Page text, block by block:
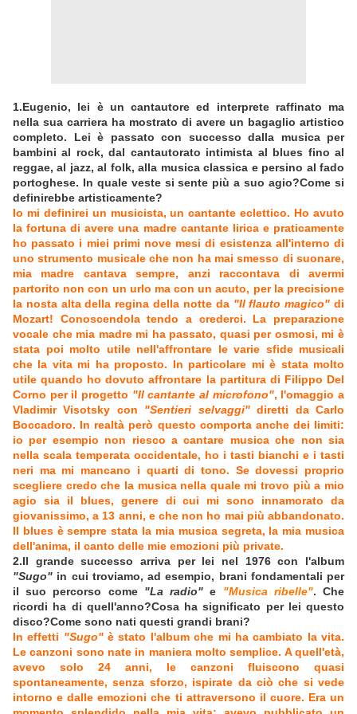
1.Eugenio, lei è un cantautore ed interprete raffinato ma
nella sua carriera ha mostrato di avere un bagaglio artistico
completo. Lei è passato con successo dalla musica per
bambini al rock, dal cantautorato intimista al blues fino al
reggae, al jazz, al folk, alla musica classica e persino al fado
portoghese. In quale veste si sente più a suo agio?Come si
definirebbe artisticamente?
Io mi definirei un musicista, un cantante eclettico. Ho avuto
la fortuna di avere una madre cantante lirica e praticamente
ho passato i miei primi nove mesi di esistenza all'interno di
uno strumento musicale che non ha mai smesso di suonare,
mia madre cantava sempre, anzi raccontava di avermi
partorito non con un urlo ma con un acuto, per la precisione
la nosta alta della regina della notte da "Il flauto magico" di
Mozart! Conoscendola tendo a crederci. La preparazione
vocale che mia madre mi ha passato, quasi per osmosi, mi è
stata poi molto utile nell'affrontare le varie sfide musicali
che la vita mi ha proposto. In particolare mi è stata molto
utile quando ho dovuto affrontare la partitura di Filippo Del
Corno per il progetto "Il cantante al microfono", l'omaggio a
Vladimir Visotsky con "Sentieri selvaggi"diretti da Carlo
Boccadoro. In realtà però questo comporta anche dei limiti:
io per esempio non riesco a cantare musica che non sia
nella scala temperata occidentale, ho i tasti bianchi e i tasti
neri ma mi mancano i quarti di tono. Se dovessi proprio
scegliere credo che la musica nella quale mi trovo più a mio
agio sia il blues, genere di cui mi sono innamorato da
giovanissimo, a 13 anni, e che non ho mai più abbandonato.
Il blues è sempre stata la mia musica segreta, la mia musica
dell'anima, il canto delle mie emozioni più private.
2.Il grande successo arriva per lei nel 1976 con l'album
"Sugo" in cui troviamo, ad esempio, brani fondamentali per
il suo percorso come "La radio" e "Musica ribelle". Che
ricordi ha di quell'anno?Cosa ha significato per lei questo
disco?Come sono nati questi grandi brani?
In effetti "Sugo"è stato l'album che mi ha cambiato la vita.
Le canzoni sono nate in maniera molto semplice. A quell'età,
avevo solo 24 anni, le canzoni fluiscono quasi
spontaneamente, senza sforzo, ispirate da ciò che si vede
intorno e dalle emozioni che ti attraversono il cuore. Era un